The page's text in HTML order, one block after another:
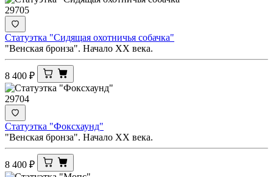
29705
Статуэтка "Сидящая охотничья собачка"
"Венская бронза". Начало XX века.
8 400 ₽
29704
Статуэтка "Фоксхаунд"
"Венская бронза". Начало XX века.
8 400 ₽